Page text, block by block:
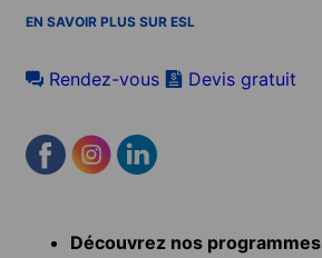
EN SAVOIR PLUS SUR ESL
Rendez-vous Devis gratuit
menu Découvrez nos programmes